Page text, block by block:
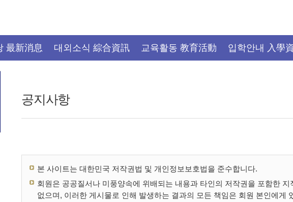
最新消息 대외소식 綜合資訊 교육활동 教育活動 입학안내 入學
공지사항
본 사이트는 대한민국 저작권법 및 개인정보보호법을 준수합니다.
회원은 공공질서나 미풍양속에 위배되는 내용과 타인의 저작권을 포함한
없으며, 이러한 게시물로 인해 발생하는 결과의 모든 책임은 회원 본인에게